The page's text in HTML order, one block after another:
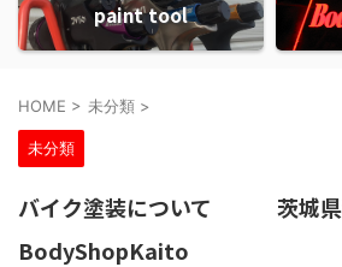
paint tool
HOME > 未分類 >
未分類
バイク塗装について 茨城
BodyShopKaito